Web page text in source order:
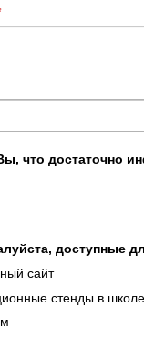
что достаточно
доступные
сайт
стенды в школе